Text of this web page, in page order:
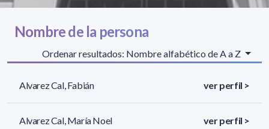
Nombre de la persona
Ordenar resultados: Nombre alfabético de A a Z
Alvarez Cal, Fabián ver perfil >
Alvarez Cal, María Noel ver perfil >